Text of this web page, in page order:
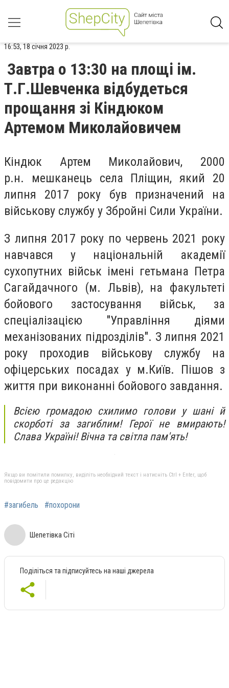
16:53, 18 січня 2023 р.
Завтра о 13:30 на площі ім.
Т.Г.Шевченка відбудеться
прощання зі Кіндюком
Артемом Миколайовичем
Кіндюк Артем Миколайович, 2000
р.н. мешканець села Пліщин, який 20
липня 2017 року був призначений на
військову службу у Збройні Сили України.
З липня 2017 року по червень 2021 року
навчався у національній академії
сухопутних військ імені гетьмана Петра
Сагайдачного (м. Львів), на факультеті
бойового застосування військ, за
спеціалізацією "Управління діями
механізованих підрозділів". З липня 2021
року проходив військову службу на
офіцерських посадах у м.Київ. Пішов з
життя при виконанні бойового завдання.
Всією громадою схилимо голови у шані й
скорботі за загиблим! Герої не вмирають!
Слава Україні! Вічна та світла пам'ять!
Якщо ви помітили помилку, виділіть необхідний текст і натисніть Ctrl + Enter, щоб
повідомити про це редакцію
#загибель #похорони
Шепетівка Сіті
Поділіться та підписуйтесь на наші джерела